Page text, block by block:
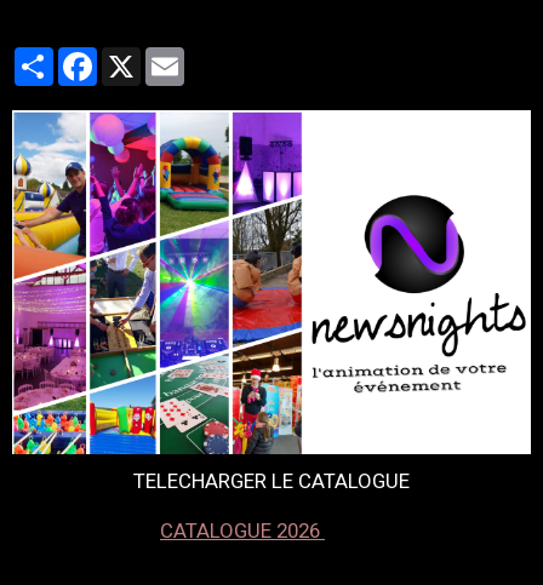
PartagerFacebook
X
TELECHARGER LE CATALOGUE
CATALOGUE 2026